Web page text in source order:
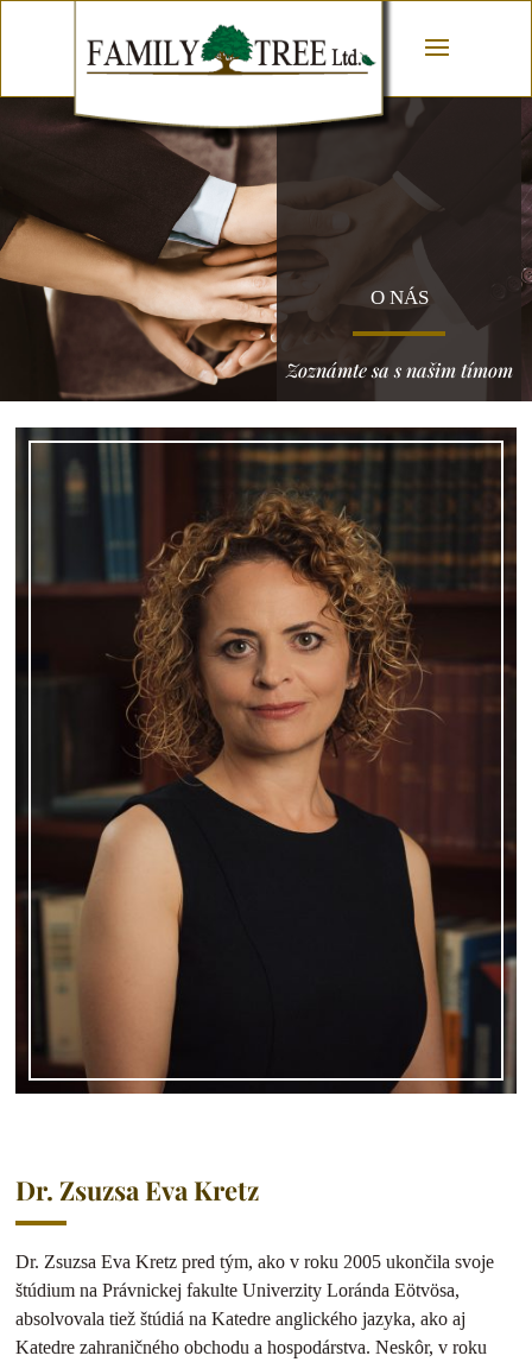
O NÁS
Zoznámte sa s našim tímom
Dr. Zsuzsa Eva Kretz
Dr. Zsuzsa Eva Kretz pred tým, ako v roku 2005 ukončila svoje
štúdium na Právnickej fakulte Univerzity Loránda Eötvösa,
absolvovala tiež štúdiá na Katedre anglického jazyka, ako aj
Katedre zahraničného obchodu a hospodárstva. Neskôr, v roku